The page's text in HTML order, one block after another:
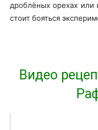
дроблёных орехах или
стоит бояться
Видео